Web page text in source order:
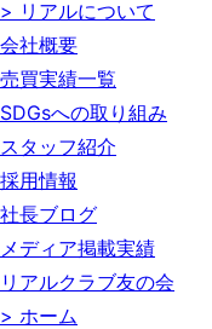
> リアルについて
会社概要
売買実績一覧
SDGsへの取り組み
スタッフ紹介
採用情報
社長ブログ
メディア掲載実績
リアルクラブ友の会
> ホーム